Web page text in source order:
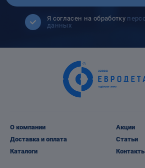
Я согласен на обработку
данных
О компании
Доставка и оплата
Каталоги
Акции
Статьи